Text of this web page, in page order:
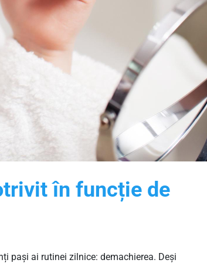
în funcție de
pași ai rutinei zilnice: demachierea. Deși